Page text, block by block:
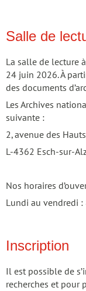
Salle de
La salle de lecture
24 juin 2026. À
des documents
Les Archives
suivante :
2, avenue des
L-4362 Esch-sur-
Nos horaires
Lundi au vendredi
Inscription
Il est possible de
recherches et pour